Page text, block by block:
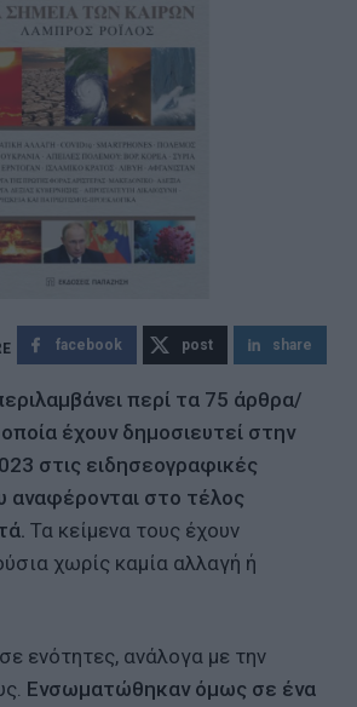
facebook post share
περί τα 75 άρθρα/
έχουν δημοσιευτεί στην
στις ειδησεογραφικές
αναφέρονται στο τέλος
Τα κείμενα τους έχουν
χωρίς καμία αλλαγή ή
ενότητες, ανάλογα με την
Ενσωματώθηκαν όμως σε ένα